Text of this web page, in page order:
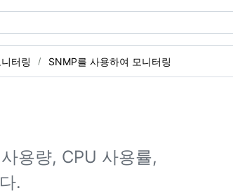
터링 SNMP를 사용하여 모니터링
용량, CPU 사용률,
.